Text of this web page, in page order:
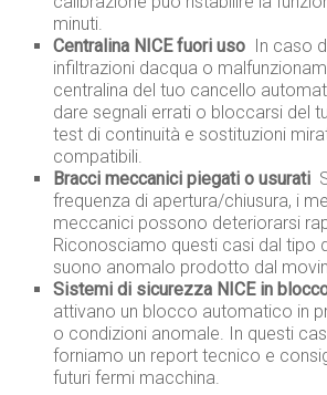
minuti.
Centralina NICE fuori uso  In caso
infiltrazioni dacqua o
centralina del tuo cancello
dare segnali errati o bloccarsi del
test di continuità e sostituzioni
compatibili.
Bracci meccanici piegati o usurati
frequenza di apertura/chiusura, i
meccanici possono deteriorarsi
Riconosciamo questi casi dal tipo
suono anomalo prodotto dal
Sistemi di sicurezza NICE in
attivano un blocco automatico in
o condizioni anomale. In questi
forniamo un report tecnico e
futuri fermi macchina.